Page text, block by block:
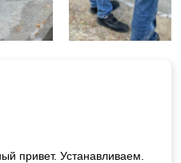
привет. Устанавливаем.